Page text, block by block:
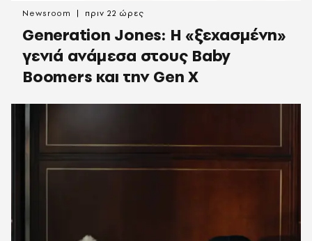
Generation Jones: Η «ξεχασμένη»
γενιά ανάμεσα στους Baby
Boomers και την Gen X
Newsroom πριν 22 ώρες